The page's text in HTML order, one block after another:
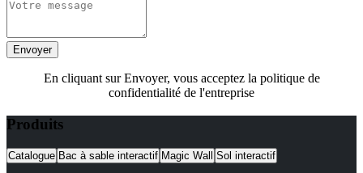
Envoyer
En cliquant sur Envoyer, vous acceptez la politique de
confidentialité de l'entreprise
Produits
Catalogue Bac à sable interactif Magic Wall Sol interactif